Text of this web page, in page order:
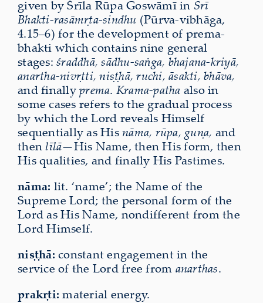
given by Śrīla Rūpa Goswāmī in Śrī
Bhakti-rasāmṛta-sindhu (Pūrva-vibhāga,
4.15–6) for the development of prema-
bhakti which contains nine general
stages: śraddhā, sādhu-saṅga, bhajana-kriyā,
anartha-nivṛtti, niṣṭhā, ruchi, āsakti, bhāva,
and finallyprema. Krama-patha also in
some cases refers to the gradual process
by which the Lord reveals Himself
sequentially as Hisnāma, rūpa, guṇa, and
thenlīlā—His Name, then His form, then
His qualities, and finally His Pastimes.
nāma: lit. ‘name’; the Name of the
Supreme Lord; the personal form of the
Lord as His Name, nondifferent from the
Lord Himself.
niṣṭhā: constant engagement in the
service of the Lord free from anarthas.
prakṛti: material energy.